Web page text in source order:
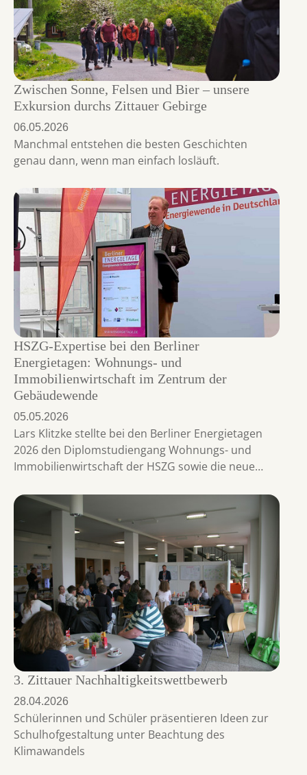
Zwischen Sonne, Felsen und Bier – unsere
Exkursion durchs Zittauer Gebirge
06.05.2026
Manchmal entstehen die besten Geschichten
genau dann, wenn man einfach losläuft.
HSZG-Expertise bei den Berliner
Energietagen: Wohnungs- und
Immobilienwirtschaft im Zentrum der
Gebäudewende
05.05.2026
Lars Klitzke stellte bei den Berliner Energietagen
2026 den Diplomstudiengang Wohnungs- und
Immobilienwirtschaft der HSZG sowie die neue…
3. Zittauer Nachhaltigkeitswettbewerb
28.04.2026
Schülerinnen und Schüler präsentieren Ideen zur
Schulhofgestaltung unter Beachtung des
Klimawandels